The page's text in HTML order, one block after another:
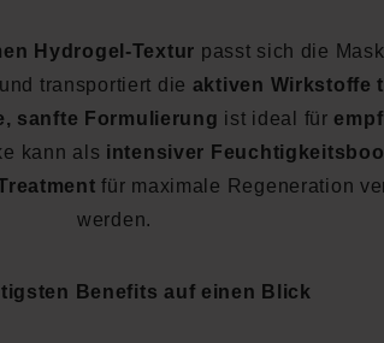
Hydrogel-Textur passt sich die
transportiert die aktiven Wirkstoffe
sanfte Formulierung ist ideal für
kann als intensiver
für maximale Regeneration
werden.
Benefits auf einen Blick